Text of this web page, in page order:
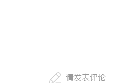
请发表评论